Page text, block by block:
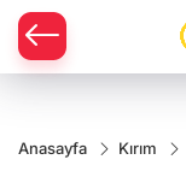
Anasayfa Kırım